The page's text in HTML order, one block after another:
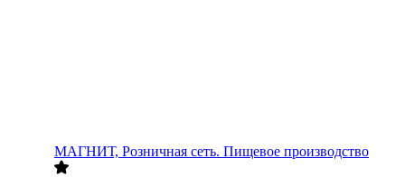
МАГНИТ, Розничная сеть. Пищевое производство